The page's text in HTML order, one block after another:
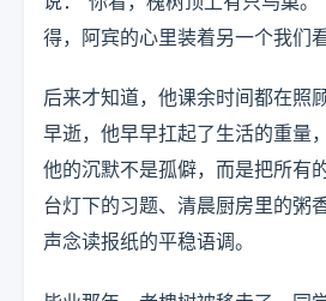
得，阿宾的心里装着另一个我们
后来才知道，他课余时间都在照
早逝，他早早扛起了生活的重量
他的沉默不是孤僻，而是把所有
台灯下的习题、清晨厨房里的粥
声念读报纸的平稳语调。